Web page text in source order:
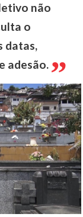
não
o
datas,
adesão.